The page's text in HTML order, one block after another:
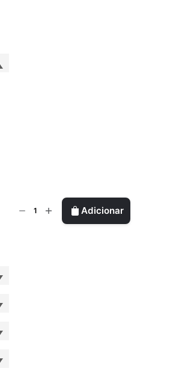
Adicionar